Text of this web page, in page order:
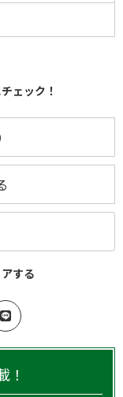
ェック！
する
！